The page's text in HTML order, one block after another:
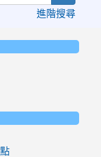
進階搜尋